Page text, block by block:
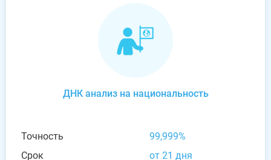
ДНК анализ на национальность
Точность
99,999%
Срок
от 21 дня